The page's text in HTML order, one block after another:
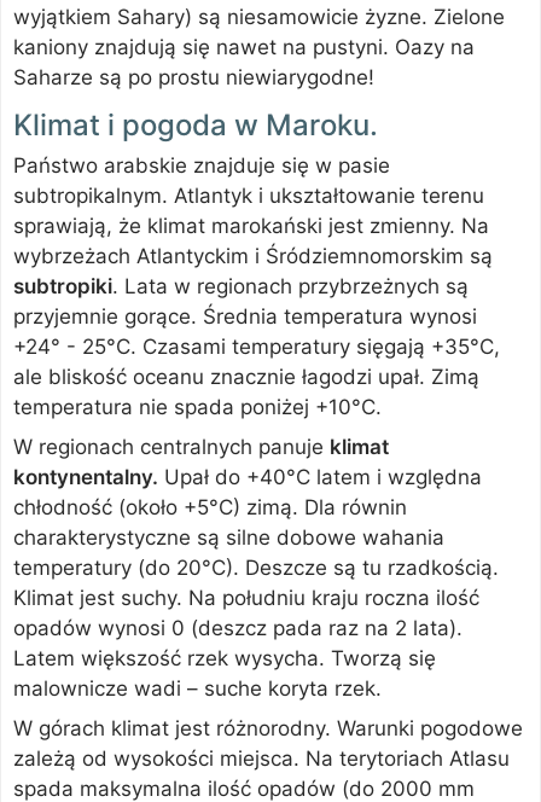
wyjątkiem Sahary) są niesamowicie żyzne. Zielone
kaniony znajdują się nawet na pustyni. Oazy na
Saharze są po prostu niewiarygodne!
Klimat i pogoda w Maroku.
Państwo arabskie znajduje się w pasie
subtropikalnym. Atlantyk i ukształtowanie terenu
sprawiają, że klimat marokański jest zmienny. Na
wybrzeżach Atlantyckim i Śródziemnomorskim są
subtropiki. Lata w regionach przybrzeżnych są
przyjemnie gorące. Średnia temperatura wynosi
+24° - 25°C. Czasami temperatury sięgają +35°C,
ale bliskość oceanu znacznie łagodzi upał. Zimą
temperatura nie spada poniżej +10°C.
W regionach centralnych panuje klimat
kontynentalny. Upał do +40°C latem i względna
chłodność (około +5°C) zimą. Dla równin
charakterystyczne są silne dobowe wahania
temperatury (do 20°C). Deszcze są tu rzadkością.
Klimat jest suchy. Na południu kraju roczna ilość
opadów wynosi 0 (deszcz pada raz na 2 lata).
Latem większość rzek wysycha. Tworzą się
malownicze wadi – suche koryta rzek.
W górach klimat jest różnorodny. Warunki pogodowe
zależą od wysokości miejsca. Na terytoriach Atlasu
spada maksymalna ilość opadów (do 2000 mm